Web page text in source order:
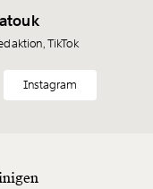
TikTok
Instagram